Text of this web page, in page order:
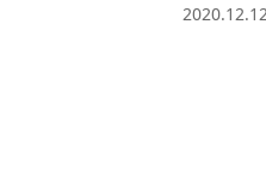
2020.12.12